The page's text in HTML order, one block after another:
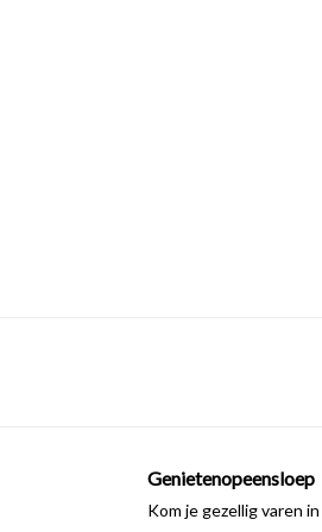
Genietenopeensloep
Kom je gezellig varen